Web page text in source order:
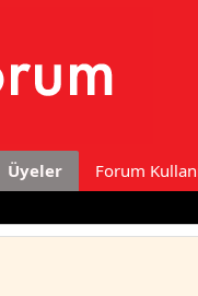
Üyeler Forum